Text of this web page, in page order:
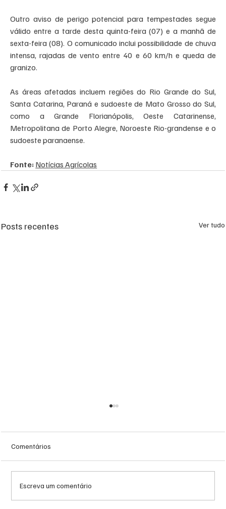
Outro aviso de perigo potencial para tempestades segue
válido entre a tarde desta quinta-feira (07) e a manhã de
sexta-feira (08). O comunicado inclui possibilidade de chuva
intensa, rajadas de vento entre 40 e 60 km/h e queda de
granizo.
As áreas afetadas incluem regiões do Rio Grande do Sul,
Santa Catarina, Paraná e sudoeste de Mato Grosso do Sul,
como a Grande Florianópolis, Oeste Catarinense,
Metropolitana de Porto Alegre, Noroeste Rio-grandense e o
sudoeste paranaense.
Fonte: Notícias Agrícolas
Posts recentes Ver tudo
Comentários
Escreva um comentário